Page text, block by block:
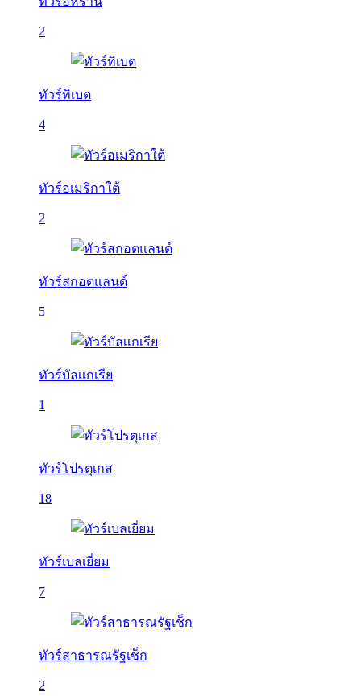
2
ทัวร์ทิเบต
4
ทัวร์อเมริกาใต้
2
ทัวร์สกอตแลนด์
5
ทัวร์บัลเเกเรีย
1
ทัวร์โปรตุเกส
18
ทัวร์เบลเยี่ยม
7
ทัวร์สาธารณรัฐเช็ก
2